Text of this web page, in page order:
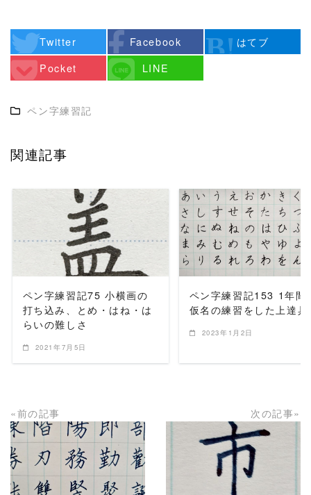
Twitter Facebook
はてブ
Pocket
LINE
ペン字練習記
関連記事
READ MORE
ペン字練習記75 小横画の
打ち込み、とめ・はね・は
らいの難しさ
2021年7月5日
READ MORE
ペン字練習記153 1年間
仮名の練習をした上達具
2023年1月2日
«前の記事
READ MORE
次の記事»
READ MORE